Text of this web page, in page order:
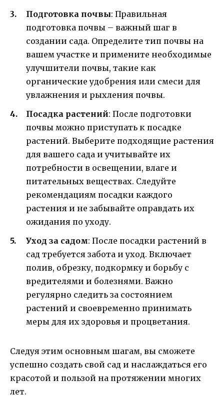
Подготовка почвы: Правильная
подготовка почвы – важный шаг в
создании сада. Определите тип почвы на
вашем участке и примените необходимые
улучшители почвы, такие как
органические удобрения или смеси для
увлажнения и рыхления почвы.
Посадка растений: После подготовки
почвы можно приступать к посадке
растений. Выберите подходящие растения
для вашего сада и учитывайте их
потребности в освещении, влаге и
питательных веществах. Следуйте
рекомендациям посадки каждого
растения и не забывайте оправдать их
ожидания по уходу.
Уход за садом: После посадки растений в
сад требуется забота и уход. Включает
полив, обрезку, подкормку и борьбу с
вредителями и болезнями. Важно
регулярно следить за состоянием
растений и своевременно принимать
меры для их здоровья и процветания.
Следуя этим основным шагам, вы сможете
успешно создать свой сад и наслаждаться его
красотой и пользой на протяжении многих
лет.